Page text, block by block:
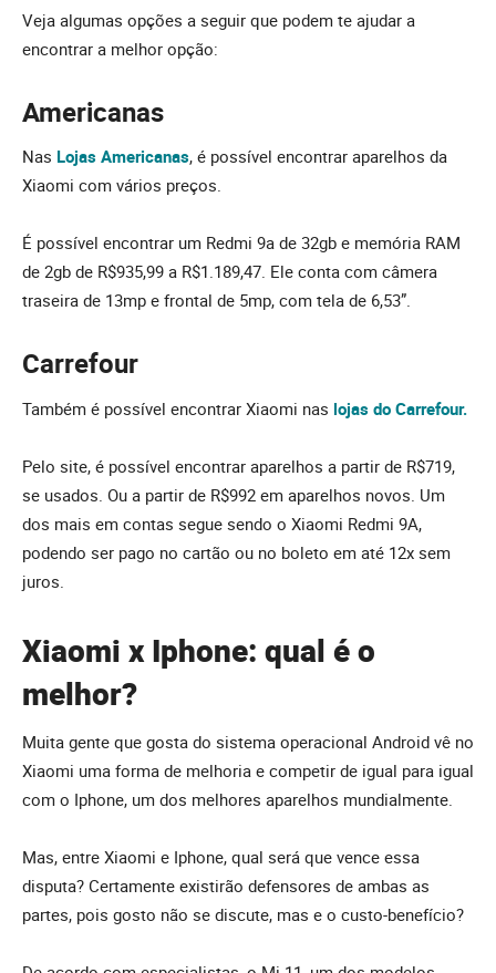
Veja algumas opções a seguir que podem te ajudar a
encontrar a melhor opção:
Americanas
Nas Lojas Americanas, é possível encontrar aparelhos da
Xiaomi com vários preços.
É possível encontrar um Redmi 9a de 32gb e memória RAM
de 2gb de R$935,99 a R$1.189,47. Ele conta com câmera
traseira de 13mp e frontal de 5mp, com tela de 6,53”.
Carrefour
Também é possível encontrar Xiaomi nas lojas do Carrefour.
Pelo site, é possível encontrar aparelhos a partir de R$719,
se usados. Ou a partir de R$992 em aparelhos novos. Um
dos mais em contas segue sendo o Xiaomi Redmi 9A,
podendo ser pago no cartão ou no boleto em até 12x sem
juros.
Xiaomi x Iphone: qual é o
melhor?
Muita gente que gosta do sistema operacional Android vê no
Xiaomi uma forma de melhoria e competir de igual para igual
com o Iphone, um dos melhores aparelhos mundialmente.
Mas, entre Xiaomi e Iphone, qual será que vence essa
disputa? Certamente existirão defensores de ambas as
partes, pois gosto não se discute, mas e o custo-benefício?